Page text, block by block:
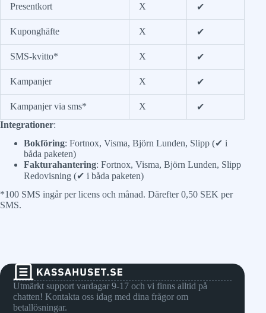
Presentkort X ✔
Kuponghäfte X ✔
SMS-kvitto* X ✔
Kampanjer X ✔
Kampanjer via sms* X
✔
Integrationer:
Bokföring: Fortnox, Visma, Björn Lunden, Slipp (✔ i
båda paketen)
Fakturahantering: Fortnox, Visma, Björn Lunden, Slipp
Redovisning (✔ i båda paketen)
*100 SMS ingår per licens och månad. Därefter 0,50 SEK per
SMS.
Utmärkt support vardagar 9-17 och vi finns alltid på
chatten! Kontakta oss idag med dina frågor om
betallösningar.